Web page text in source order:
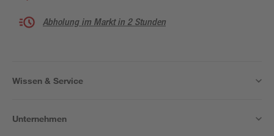
Abholung im Markt in 2 Stunden
Wissen & Service
Unternehmen